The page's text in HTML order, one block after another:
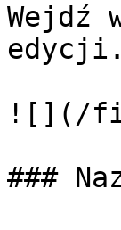
Wejdź
edycji.
![](/
###